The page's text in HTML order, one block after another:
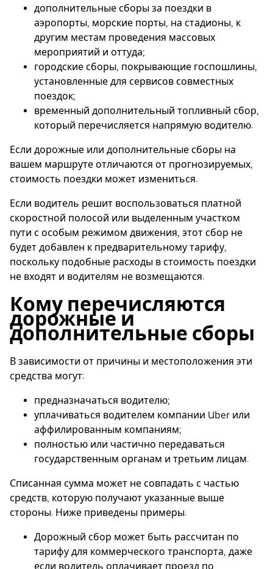
дополнительные сборы за поездки в
аэропорты, морские порты, на стадионы, к
другим местам проведения массовых
мероприятий и оттуда;
городские сборы, покрывающие госпошлины,
установленные для сервисов совместных
поездок;
временный дополнительный топливный сбор,
который перечисляется напрямую водителю.
Если дорожные или дополнительные сборы на
вашем маршруте отличаются от прогнозируемых,
стоимость поездки может измениться.
Если водитель решит воспользоваться платной
скоростной полосой или выделенным участком
пути с особым режимом движения, этот сбор не
будет добавлен к предварительному тарифу,
поскольку подобные расходы в стоимость поездки
не входят и водителям не возмещаются.
Кому перечисляются
дорожные и
дополнительные сборы
В зависимости от причины и местоположения эти
средства могут:
предназначаться водителю;
уплачиваться водителем компании Uber или
аффилированным компаниям;
полностью или частично передаваться
государственным органам и третьим лицам.
Списанная сумма может не совпадать с частью
средств, которую получают указанные выше
стороны. Ниже приведены примеры.
Дорожный сбор может быть рассчитан по
тарифу для коммерческого транспорта, даже
если водитель оплачивает проезд по